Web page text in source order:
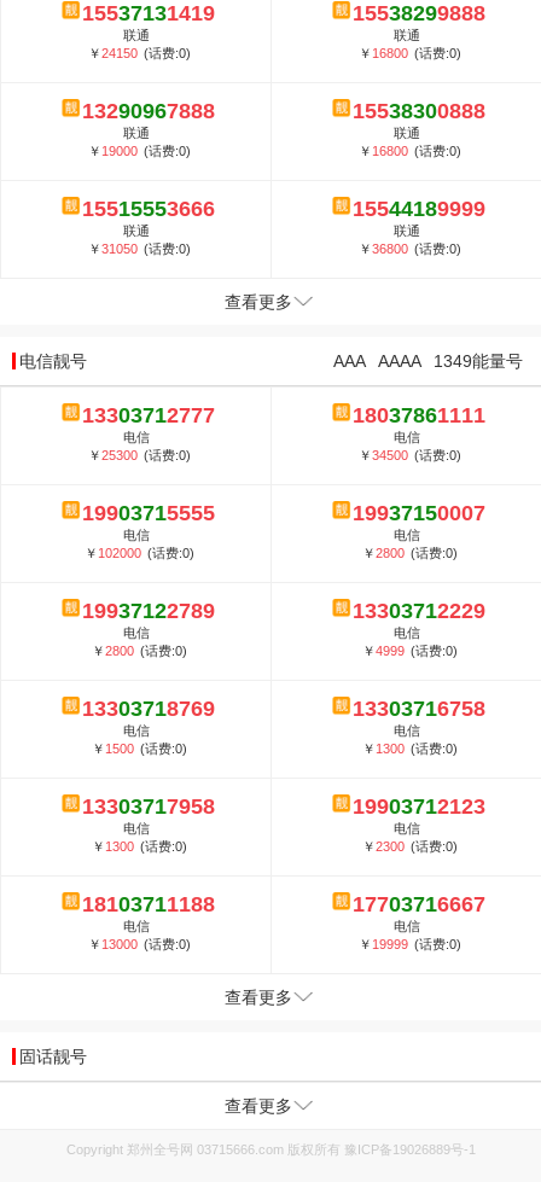
15537131419
联通
￥24150 (话费:0)
15538299888
联通
￥ 16800 (话费:0)
13290967888
联通
￥ 19000 (话费:0)
15538300888
联通
￥ 16800 (话费:0)
15515553666
联通
￥31050 (话费:0)
15544189999
联通
￥36800 (话费:0)
查看更多
电信靓号 1349能量号
AAAA
AAA
13303712777
电信
￥25300 (话费:0)
18037861111
电信
￥34500 (话费:0)
19903715555
电信
￥ 102000 (话费:0)
19937150007
电信
￥2800 (话费:0)
19937122789
电信
￥2800 (话费:0)
13303712229
电信
￥4999 (话费:0)
13303718769
电信
￥ 1500 (话费:0)
13303716758
电信
￥ 1300 (话费:0)
13303717958
电信
￥ 1300 (话费:0)
19903712123
电信
￥2300 (话费:0)
18103711188
电信
￥ 13000 (话费:0)
17703716667
电信
￥ 19999 (话费:0)
查看更多
固话靓号
查看更多
Copyright 郑州全号网 03715666.com 版权所有 豫ICP备19026889号-1